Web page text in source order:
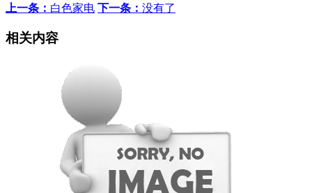
上一条： 白色家电 下一条： 没有了
相关内容